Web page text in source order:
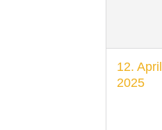
12. April
2025